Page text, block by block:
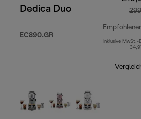
Dedica Duo
EC890.GR
Inklusive MwSt.-